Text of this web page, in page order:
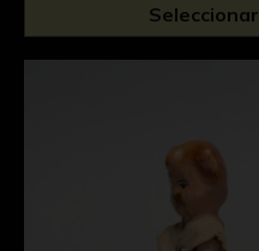
Seleccionar